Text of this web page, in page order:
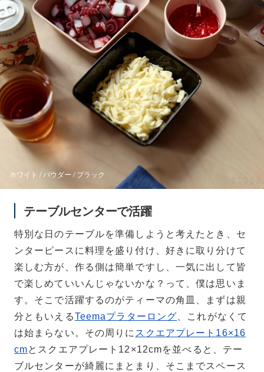
ホワイト / パウダー / ブラック
テーブルセンターで活躍
特別な日のテーブルを準備しようと考えたとき、セ
ンターピースに料理を盛り付け、好きに取り分けて
楽しむ方が、作る側は簡単ですし、一気に出して皆
で楽しめていいんじゃないかな？って、僕は思いま
す。そこで活躍するのがティーマの角皿、まずは親
分ともいえるTeemaプラターロング 、これがなくて
は始まらない。その周りに スクエアプレート16×16
cmとスクエアプレート12×12cmを並べると、テー
ブルセンターが綺麗にまとまり、そこまでスペース